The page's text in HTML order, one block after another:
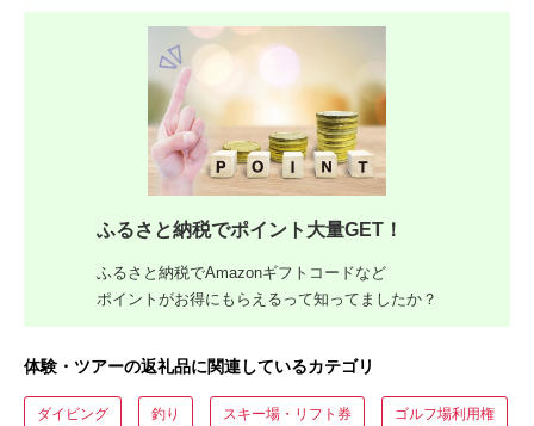
ふるさと納税でポイント大量GET！
ふるさと納税でAmazonギフトコードなど
ポイントがお得にもらえるって知ってましたか？
体験・ツアーの返礼品に関連しているカテゴリ
ダイビング 釣り スキー場・リフト券 ゴルフ場利用権